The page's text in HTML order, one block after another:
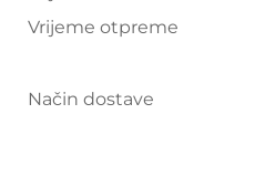
Vrijeme otpreme
Način dostave